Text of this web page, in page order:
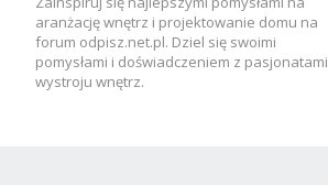
aranżację wnętrz i projektowanie domu na
forum odpisz.net.pl. Dziel się swoimi
pomysłami i doświadczeniem z pasjonatami
wystroju wnętrz.